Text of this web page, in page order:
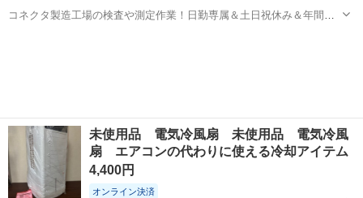
コネクタ製造工場の検査や測定作業！日勤専属＆土日祝休み＆年間休
未使用品 電気冷風扇 未使用品 電気冷風
扇 エアコンの代わりに使える冷却アイテム
4,400円
オンライン決済